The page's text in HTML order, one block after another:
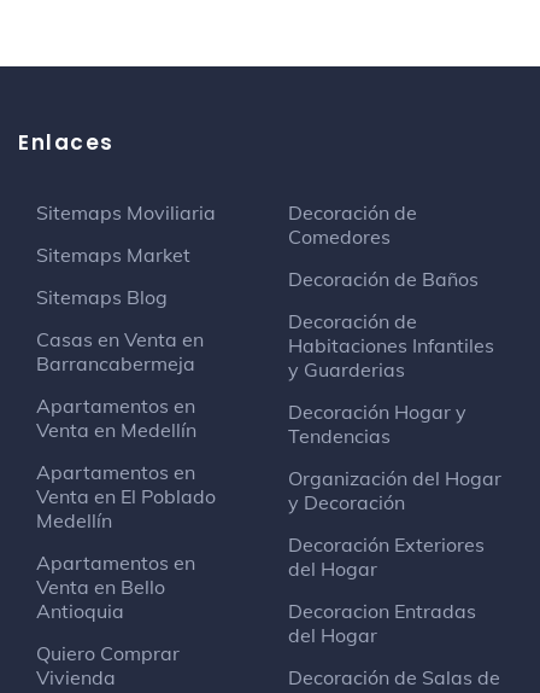
Enlaces
Sitemaps Moviliaria
Sitemaps Market
Sitemaps Blog
Casas en Venta en
Barrancabermeja
Apartamentos en
Venta en Medellín
Apartamentos en
Venta en El Poblado
Medellín
Apartamentos en
Venta en Bello
Antioquia
Quiero Comprar
Vivienda
Decoración de
Comedores
Decoración de Baños
Decoración de
Habitaciones Infantiles
y Guarderias
Decoración Hogar y
Tendencias
Organización del Hogar
y Decoración
Decoración Exteriores
del Hogar
Decoracion Entradas
del Hogar
Decoración de Salas de